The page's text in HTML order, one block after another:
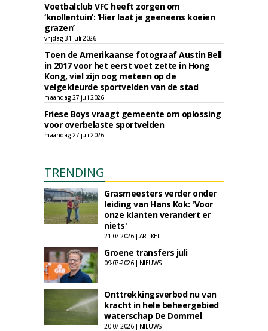
Voetbalclub VFC heeft zorgen om
‘knollentuin’: ‘Hier laat je geeneens koeien
grazen’
vrijdag 31 juli 2026
Toen de Amerikaanse fotograaf Austin Bell
in 2017 voor het eerst voet zette in Hong
Kong, viel zijn oog meteen op de
velgekleurde sportvelden van de stad
maandag 27 juli 2026
Friese Boys vraagt gemeente om oplossing
voor overbelaste sportvelden
maandag 27 juli 2026
TRENDING
Grasmeesters verder onder
leiding van Hans Kok: 'Voor
onze klanten verandert er
niets'
21-07-2026 | ARTIKEL
Groene transfers juli
09-07-2026 | NIEUWS
Onttrekkingsverbod nu van
kracht in hele beheergebied
waterschap De Dommel
20-07-2026 | NIEUWS